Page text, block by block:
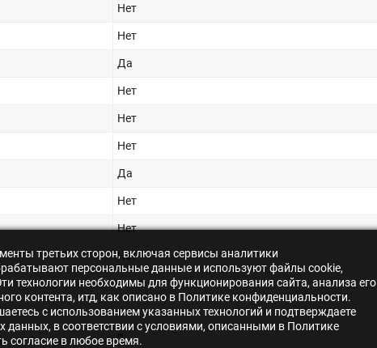
Нет
Нет
Да
Нет
Нет
Нет
Да
Нет
Нет
Нет
""
третьих сторон, включая сервисы аналитики
персональные данные и используют файлы cookie,
технологии необходимы для функционирования сайта, анализа его
контента, итд, как описано в Политике конфиденциальности.
с использованием указанных технологий и подтверждаете
данных, в соответствии с условиями, описанными в Политике
согласие в любое время.